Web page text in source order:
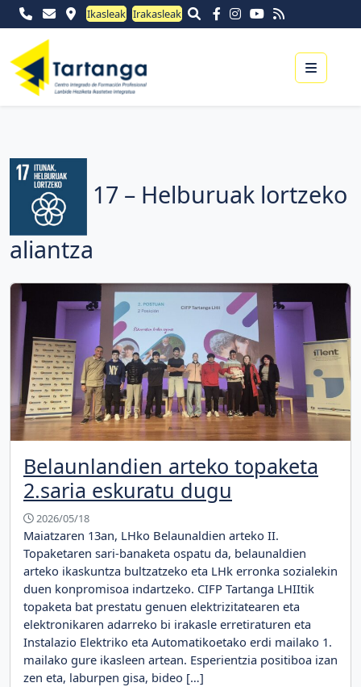
Ikasleak Irakasleak
Menu
17 – Helburuak lortzeko
aliantza
Belaunlandien arteko topaketa
2.saria eskuratu dugu
2026/05/18
Maiatzaren 13an, LHko Belaunaldien arteko II.
Topaketaren sari-banaketa ospatu da, belaunaldien
arteko ikaskuntza bultzatzeko eta LHk erronka sozialekin
duen konpromisoa indartzeko. CIFP Tartanga LHIItik
topaketa bat prestatu genuen elektrizitatearen eta
elektronikaren adarreko bi irakasle erretiraturen eta
Instalazio Elektriko eta Automatikoetako erdi mailako 1.
mailako gure ikasleen artean. Esperientzia positiboa izan
zen eta, laburpen gisa, bideo […]